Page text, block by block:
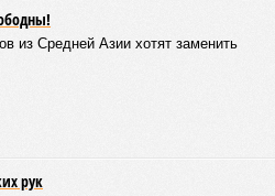
из Средней Азии хотят заменить
рук